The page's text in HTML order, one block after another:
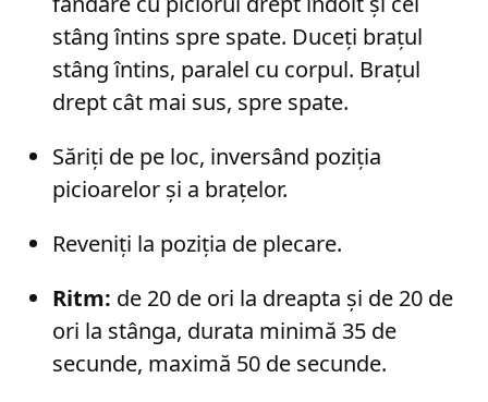
stâng întins spre spate. Duceți brațul
stâng întins, paralel cu corpul. Brațul
drept cât mai sus, spre spate.
Săriți de pe loc, inversând poziția
picioarelor și a brațelor.
Reveniți la poziția de plecare.
Ritm: de 20 de ori la dreapta și de 20 de
ori la stânga, durata minimă 35 de
secunde, maximă 50 de secunde.